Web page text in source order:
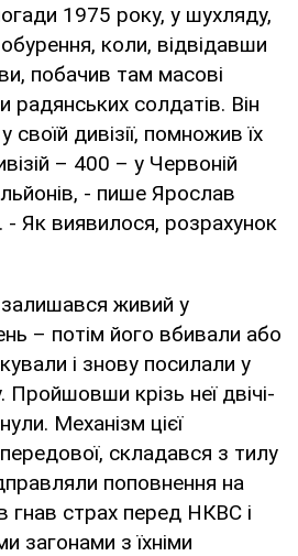
1975 року, у шухляду,
коли, відвідавши
побачив там масові
радянських солдатів. Він
дивізії, помножив їх
– 400 – у Червоній
- пише Ярослав
. - Як виявилося, розрахунок
живий у
– потім його вбивали або
і знову посилали у
крізь неї двічі-
Механізм цієї
складався з тилу
поповнення на
гнав страх перед НКВС і
загонами з їхніми